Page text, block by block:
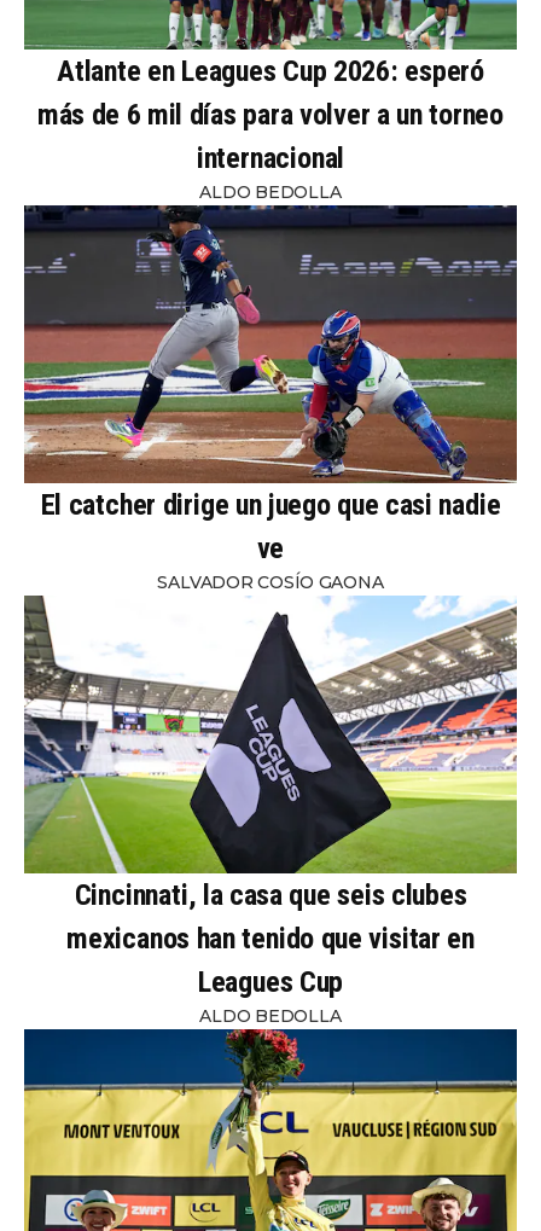
Atlante en Leagues Cup 2026: esperó
más de 6 mil días para volver a un torneo
internacional
ALDO BEDOLLA
El catcher dirige un juego que casi nadie
ve
SALVADOR COSÍO GAONA
Cincinnati, la casa que seis clubes
mexicanos han tenido que visitar en
Leagues Cup
ALDO BEDOLLA